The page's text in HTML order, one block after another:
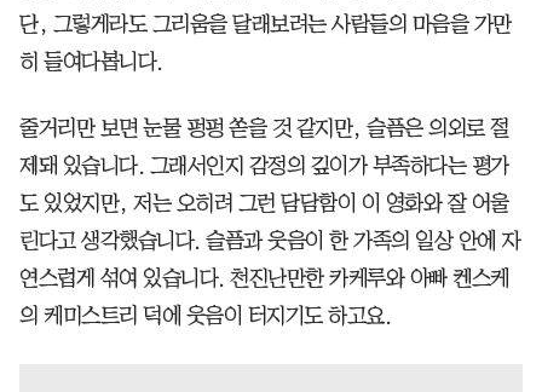
단, 그렇게라도 그리움을 달래보려는 사람들의 마음을 가만
히 들여다봅니다.
줄거리만 보면 눈물 펑펑 쏟을 것 같지만, 슬픔은 의외로 절
제돼 있습니다. 그래서인지 감정의 깊이가 부족하다는 평가
도 있었지만, 저는 오히려 그런 담담함이 이 영화와 잘 어울
린다고 생각했습니다. 슬픔과 웃음이 한 가족의 일상 안에 자
연스럽게 섞여 있습니다. 천진난만한 카케루와 아빠 켄스케
의 케미스트리 덕에 웃음이 터지기도 하고요.